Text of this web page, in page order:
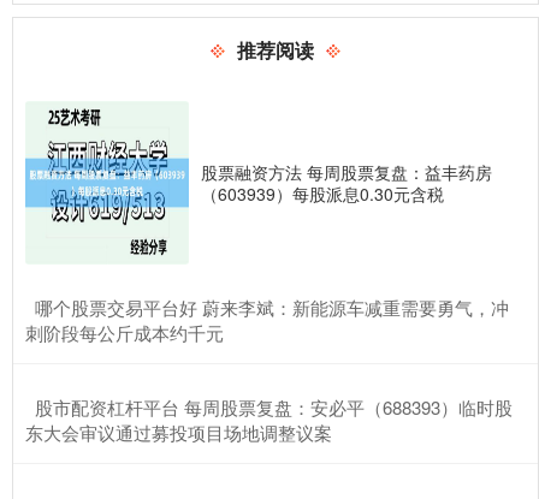
推荐阅读
股票融资方法 每周股票复盘：益丰药房
（603939）每股派息0.30元含税
​哪个股票交易平台好 蔚来李斌：新能源车减重需要勇气，冲
刺阶段每公斤成本约千元
​股市配资杠杆平台 每周股票复盘：安必平（688393）临时股
东大会审议通过募投项目场地调整议案